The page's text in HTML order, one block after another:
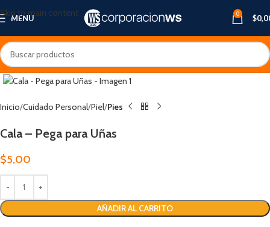
Skip to main content
MENU 0 $
Inicio Cuidado Personal Piel Pies
Cala – Pega para Uñas
$5,00
AÑADIR AL CARRITO